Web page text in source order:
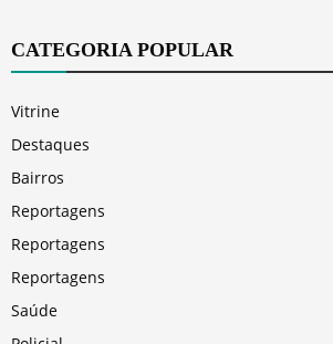
CATEGORIA POPULAR
Vitrine
Destaques
Bairros
Reportagens
Reportagens
Reportagens
Saúde